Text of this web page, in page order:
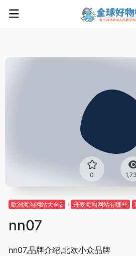
0
欧洲海淘网站大全2 丹麦海淘网站有哪些
nn07
nn07,品牌介绍,北欧小众品牌